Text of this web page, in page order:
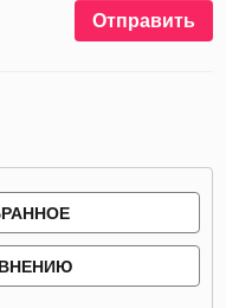
Отправить